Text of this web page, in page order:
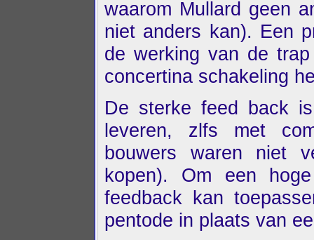
waarom Mullard geen
niet anders kan). Een
de werking van de
concertina schakeling
De sterke feed back
leveren, zlfs met
bouwers waren niet
kopen). Om een
feedback kan
pentode in plaats van